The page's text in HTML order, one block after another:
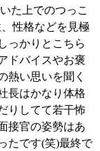
た上でのつっこ
性格などを見極
っかりとこちら
ドバイスやお褒
熱い思いを聞く
長はかなり体格
りしてて若干怖
接官の姿勢はあ
たです(笑)最終で